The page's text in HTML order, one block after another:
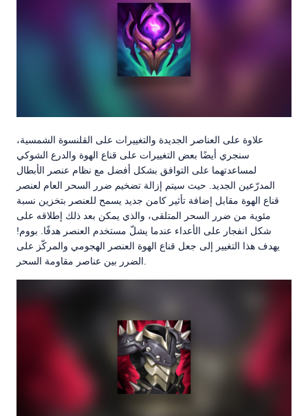
علاوة على العناصر الجديدة والتغييرات على القلنسوة الشمسية،
سنجري أيضًا بعض التغييرات على قناع الهوة والدرع الشوكي
لمساعدتهما على التوافق بشكل أفضل مع نظام عنصر الأبطال
المدرّعين الجديد. حيث سيتم إزالة تضخيم ضرر السحر العام لعنصر
قناع الهوة مقابل إضافة تأثير كامن جديد يسمح للعنصر بتخزين نسبة
مئوية من ضرر السحر المتلقى، والذي يمكن بعد ذلك إطلاقه على
شكل انفجار على الأعداء عندما يشلّ مستخدم العنصر هدفًا. بووم!
يهدف هذا التغيير إلى جعل قناع الهوة العنصر الهجومي والمركّز على